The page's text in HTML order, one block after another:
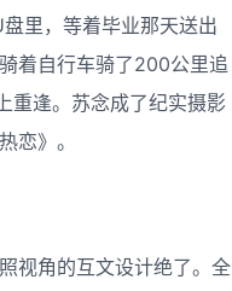
里，等着毕业那天送出
着自行车骑了200公里追
重逢。苏念成了纪实摄影
恋》。
视角的互文设计绝了。全